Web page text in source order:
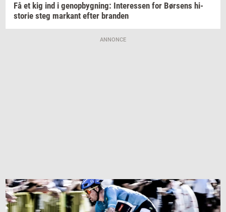
Få et kig ind i genop­byg­ning: In­ter­es­sen for Bør­sens hi­
sto­rie steg mar­kant efter bran­den
ANNONCE